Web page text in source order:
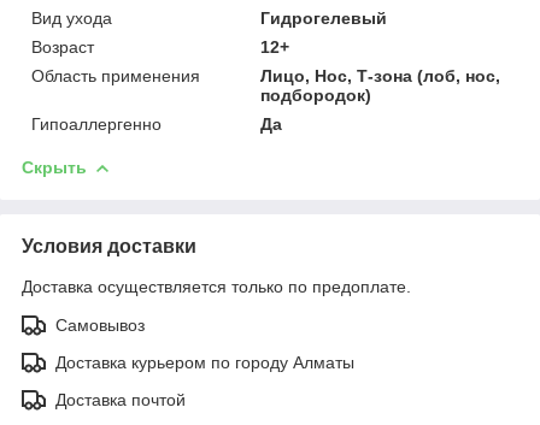
Вид ухода
Гидрогелевый
Возраст
12+
Область применения
Лицо, Нос, Т-зона (лоб, нос,
подбородок)
Гипоаллергенно
Да
Скрыть
Условия доставки
Доставка осуществляется только по предоплате.
Самовывоз
Доставка курьером по городу Алматы
Доставка почтой